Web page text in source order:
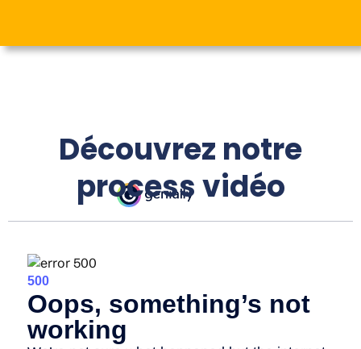
Découvrez notre
process vidéo